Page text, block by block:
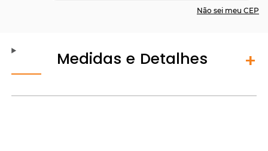
Não sei meu CEP
Medidas e Detalhes